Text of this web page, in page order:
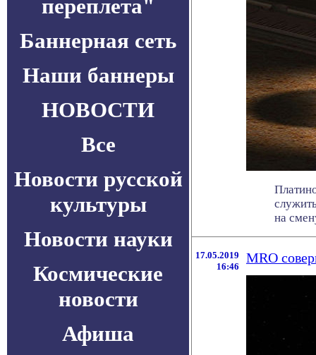
переплета"
Баннерная сеть
Наши баннеры
НОВОСТИ
Все
Новости русской
культуры
Новости науки
Космические
новости
Афиша
на
17.05.2019
16:46
MRO